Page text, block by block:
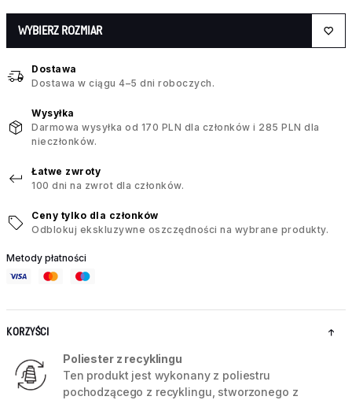
WYBIERZ ROZMIAR
Dostawa
Dostawa w ciągu 4–5 dni roboczych.
Wysyłka
Darmowa wysyłka od 170 PLN dla członków i 285 PLN dla
nieczłonków.
Łatwe zwroty
100 dni na zwrot dla członków.
Ceny tylko dla członków
Odblokuj ekskluzywne oszczędności na wybrane produkty.
Metody płatności
KORZYŚCI
Poliester z recyklingu
Ten produkt jest wykonany z poliestru
pochodzącego z recyklingu, stworzonego z